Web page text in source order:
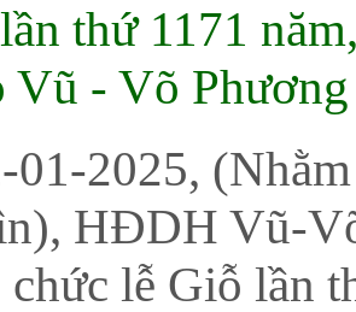
thứ 1171
Vũ - Võ
01-2025,
HĐDH Vũ-
lễ Giỗ lần